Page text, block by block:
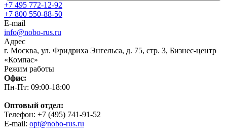
+7 495 772-12-92
+7 800 550-88-50
E-mail
info@nobo-rus.ru
Адрес
г. Москва, ул. Фридриха Энгельса, д. 75, стр. 3, Бизнес-центр
«Компас»
Режим работы
Офис:
Пн-Пт: 09:00-18:00
Оптовый отдел:
Телефон: +7 (495) 741-91-52
E-mail: opt@nobo-rus.ru